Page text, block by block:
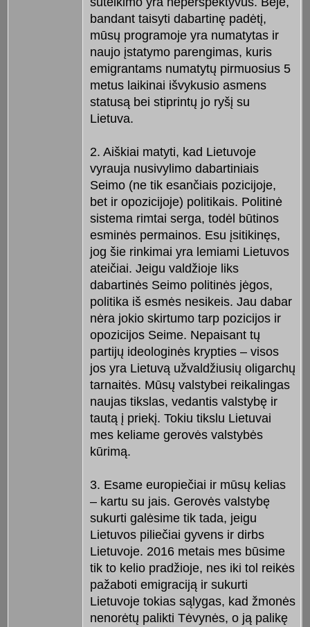
bandant taisyti dabartinę padėtį,
mūsų programoje yra numatytas ir
naujo įstatymo parengimas, kuris
emigrantams numatytų pirmuosius 5
metus laikinai išvykusio asmens
statusą bei stiprintų jo ryšį su
Lietuva.
2. Aiškiai matyti, kad Lietuvoje
vyrauja nusivylimo dabartiniais
Seimo (ne tik esančiais pozicijoje,
bet ir opozicijoje) politikais. Politinė
sistema rimtai serga, todėl būtinos
esminės permainos. Esu įsitikinęs,
jog šie rinkimai yra lemiami Lietuvos
ateičiai. Jeigu valdžioje liks
dabartinės Seimo politinės jėgos,
politika iš esmės nesikeis. Jau dabar
nėra jokio skirtumo tarp pozicijos ir
opozicijos Seime. Nepaisant tų
partijų ideologinės krypties – visos
jos yra Lietuvą užvaldžiusių oligarchų
tarnaitės. Mūsų valstybei reikalingas
naujas tikslas, vedantis valstybę ir
tautą į priekį. Tokiu tikslu Lietuvai
mes keliame gerovės valstybės
kūrimą.
3. Esame europiečiai ir mūsų kelias
– kartu su jais. Gerovės valstybę
sukurti galėsime tik tada, jeigu
Lietuvos piliečiai gyvens ir dirbs
Lietuvoje. 2016 metais mes būsime
tik to kelio pradžioje, nes iki tol reikės
pažaboti emigraciją ir sukurti
Lietuvoje tokias sąlygas, kad žmonės
nenorėtų palikti Tėvynės, o ją palikę